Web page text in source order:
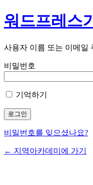
워드프레스
사용자 이름 또는 이메일
비밀번호
기억하기
비밀번호를 잊으셨나요?
← 지역아카데미에 가기